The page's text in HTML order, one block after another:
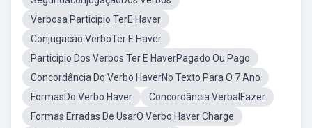
Verbosa Participio TerE Haver
Conjugacao VerboTer E Haver
Participio Dos Verbos Ter E HaverPagado Ou Pago
Concordância Do Verbo HaverNo Texto Para O 7 Ano
FormasDo Verbo Haver
Concordância VerbalFazer
Formas Erradas De UsarO Verbo Haver Charge